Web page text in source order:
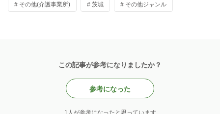
# その他(介護事業所) # 茨城 # その他ジャンル
この記事が参考になりましたか？
参考になった
1人が参考になったと思っています